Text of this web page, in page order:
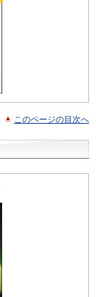
このページの目次へ